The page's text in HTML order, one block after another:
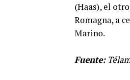
(Haas), el
Romagna, a
Marino.
Fuente: